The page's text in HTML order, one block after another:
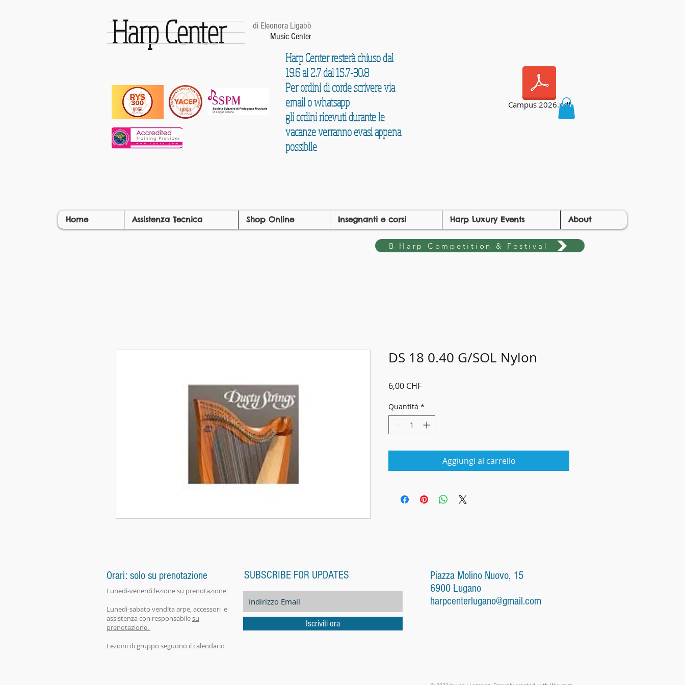
Harp Center
di Eleonora Ligabò
Music Center
Harp Center resterà chiuso dal
19.6 al 2.7 dal 15.7-30.8
Per ordini di corde scrivere via
email o whatsapp
gli ordini ricevuti durante le
vacanze verranno evasi appena
possibile
Campus 2026.pdf
Home Assistenza Tecnica Shop Online Insegnanti e corsi Harp Luxury Events About
B Harp Competition & Festival
DS 18 0.40 G/SOL Nylon
6,00 CHFPrezzo
Quantità *
Aggiungi al carrello
Orari: solo su prenotazione
Lunedì-venerdì lezionesu prenotazione
Lunedì-sabato vendita arpe, accessori e
assistenza con responsabilesu
prenotazione.
Lezioni di gruppo seguono il calendario
SUBSCRIBE FOR UPDATES
Iscriviti ora
Piazza Molino Nuovo, 15
6900 Lugano
harpcenterlugano@gmail.com